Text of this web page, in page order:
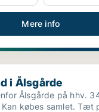
Mere info
i Ålsgårde
Ålsgårde på hhv.